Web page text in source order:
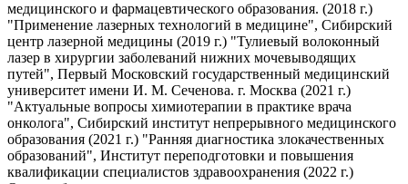
медицинского и фармацевтического образования. (2018 г.)
"Применение лазерных технологий в медицине", Сибирский
центр лазерной медицины (2019 г.) "Тулиевый волоконный
лазер в хирургии заболеваний нижних мочевыводящих
путей", Первый Московский государственный медицинский
университет имени И. М. Сеченова. г. Москва (2021 г.)
"Актуальные вопросы химиотерапии в практике врача
онколога", Сибирский институт непрерывного медицинского
образования (2021 г.) "Ранняя диагностика злокачественных
образований", Институт переподготовки и повышения
квалификации специалистов здравоохранения (2022 г.)